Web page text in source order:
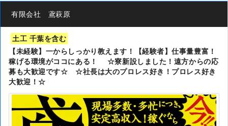
有限会社 鳶萩原
土工 千葉を含む
【未経験】一からしっかり教えます！【経験者】仕事量豊富！
稼げる環境がココにある！ ☆寮新設しました！遠方からの応
募も大歓迎です☆ ☆社長は大のプロレス好き！プロレス好き
大歓迎！☆